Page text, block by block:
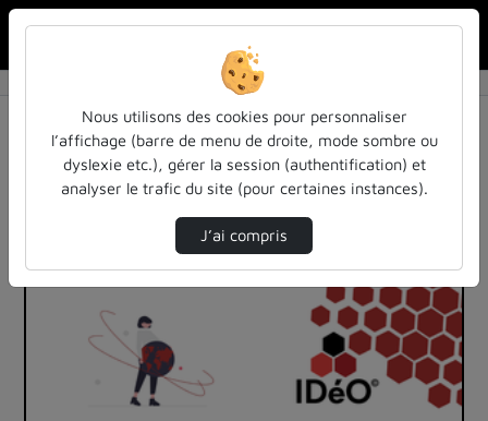
2 vidéos trouvées
Audio Vidéo Statistiques de vues
Direction de tri
00:04:08
Nous utilisons des cookies pour personnaliser
l’affichage (barre de menu de droite, mode sombre ou
dyslexie etc.), gérer la session (authentification) et
analyser le trafic du site (pour certaines instances).
J’ai compris